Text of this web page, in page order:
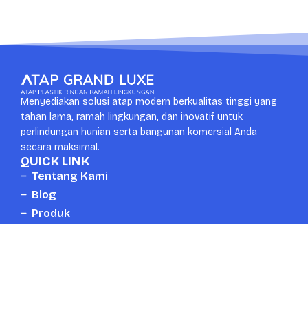
Menyediakan solusi atap modern berkualitas tinggi yang
tahan lama, ramah lingkungan, dan inovatif untuk
perlindungan hunian serta bangunan komersial Anda
secara maksimal.
QUICK LINK
Tentang Kami
Blog
Produk